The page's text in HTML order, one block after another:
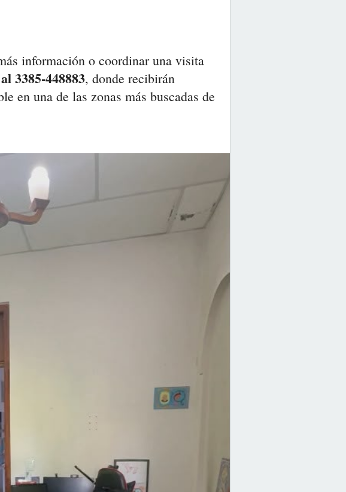
información o coordinar una visita
3385-448883, donde recibirán
en una de las zonas más buscadas de